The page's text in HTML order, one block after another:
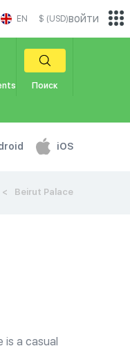
EN $ (USD)
Поиск
iOS
войти
Beirut Palace
is a casual